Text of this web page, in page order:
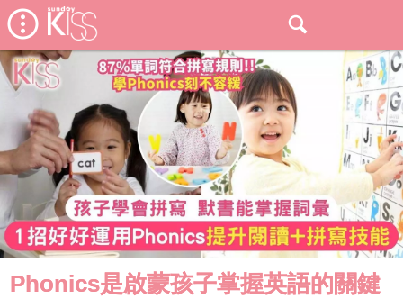
Phonics是啟蒙孩子掌握英語的關鍵